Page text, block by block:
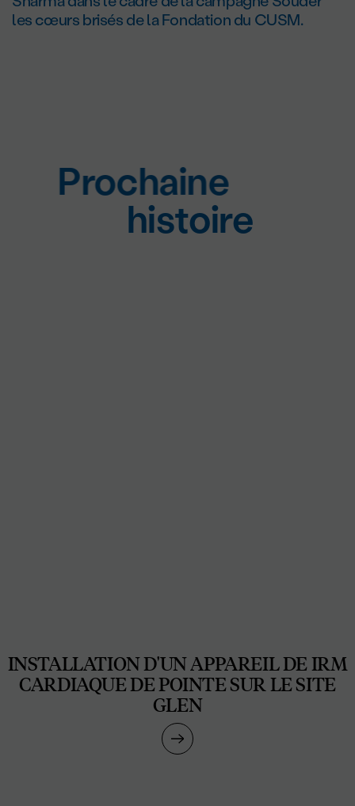
les cœurs brisés de la Fondation du CUSM.
Prochaine
histoire
INSTALLATION D'UN APPAREIL DE IRM
CARDIAQUE DE POINTE SUR LE SITE
GLEN